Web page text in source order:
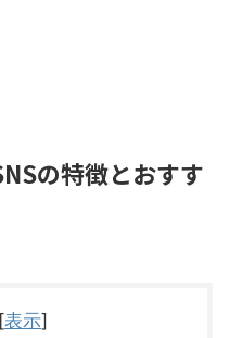
の特徴とおすす
[表示]